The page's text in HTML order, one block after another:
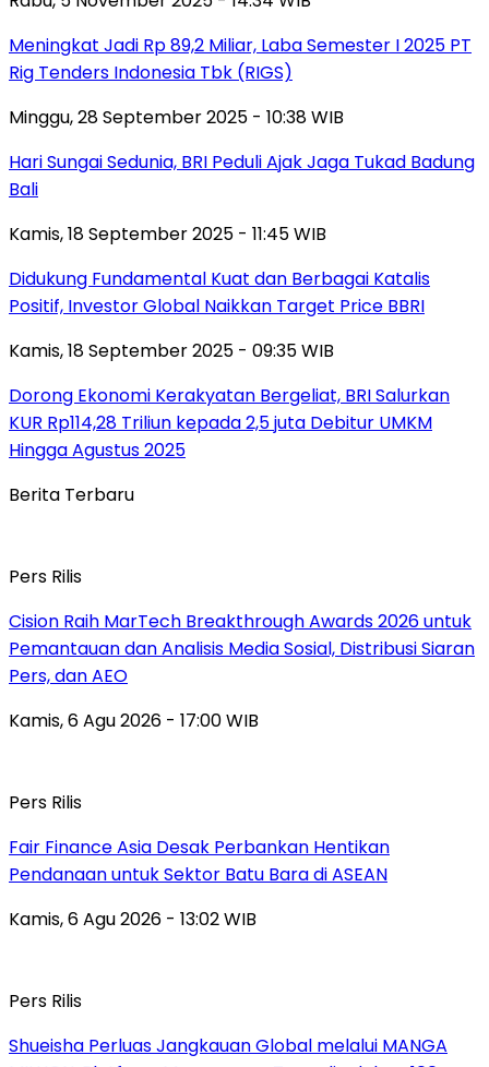
Meningkat Jadi Rp 89,2 Miliar, Laba Semester I 2025 PT
Rig Tenders Indonesia Tbk (RIGS)
Minggu, 28 September 2025 - 10:38 WIB
Hari Sungai Sedunia, BRI Peduli Ajak Jaga Tukad Badung
Bali
Kamis, 18 September 2025 - 11:45 WIB
Didukung Fundamental Kuat dan Berbagai Katalis
Positif, Investor Global Naikkan Target Price BBRI
Kamis, 18 September 2025 - 09:35 WIB
Dorong Ekonomi Kerakyatan Bergeliat, BRI Salurkan
KUR Rp114,28 Triliun kepada 2,5 juta Debitur UMKM
Hingga Agustus 2025
Berita Terbaru
Pers Rilis
Cision Raih MarTech Breakthrough Awards 2026 untuk
Pemantauan dan Analisis Media Sosial, Distribusi Siaran
Pers, dan AEO
Kamis, 6 Agu 2026 - 17:00 WIB
Pers Rilis
Fair Finance Asia Desak Perbankan Hentikan
Pendanaan untuk Sektor Batu Bara di ASEAN
Kamis, 6 Agu 2026 - 13:02 WIB
Pers Rilis
Shueisha Perluas Jangkauan Global melalui MANGA